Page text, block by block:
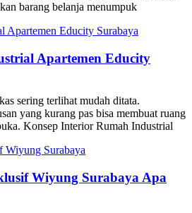
barang belanja menumpuk
Apartemen Educity
sering terlihat mudah ditata.
yang kurang pas bisa membuat ruang
Konsep Interior Rumah Industrial
Wiyung Surabaya Apa